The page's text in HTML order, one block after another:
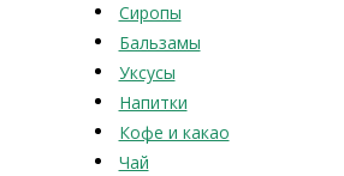
Сиропы
Бальзамы
Уксусы
Напитки
Кофе и какао
Чай